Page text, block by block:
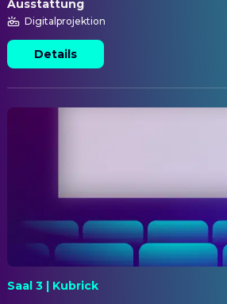
Ausstattung
Digitalprojektion
Details
Saal 3 | Kubrick